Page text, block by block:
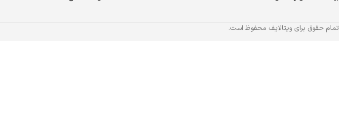
تمام حقوق برای ویتالایف محفوظ است.